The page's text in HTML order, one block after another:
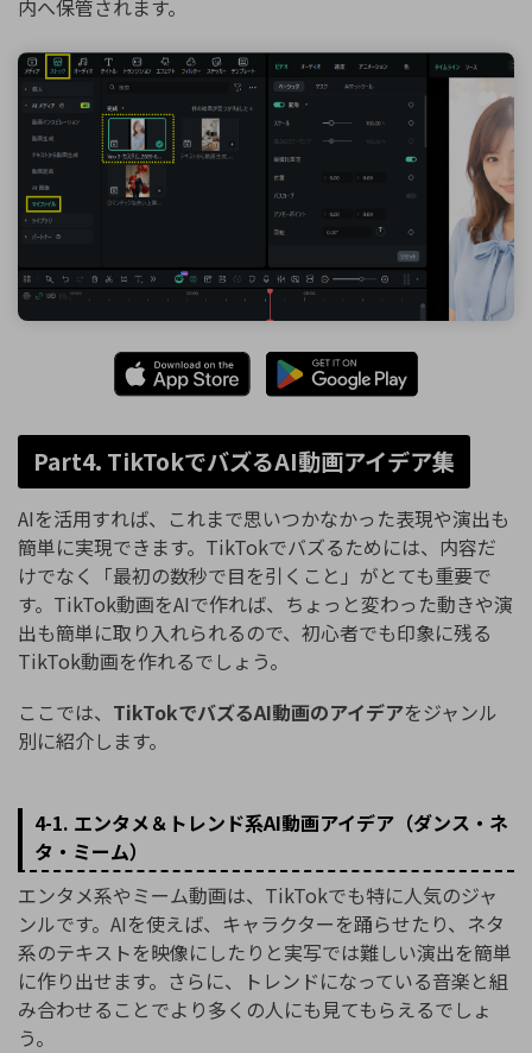
内へ保管されます。
Part4. TikTokでバズるAI動画アイデア集
AIを活用すれば、これまで思いつかなかった表現や演出も
簡単に実現できます。TikTokでバズるためには、内容だ
けでなく「最初の数秒で目を引くこと」がとても重要で
す。TikTok動画をAIで作れば、ちょっと変わった動きや演
出も簡単に取り入れられるので、初心者でも印象に残る
TikTok動画を作れるでしょう。
ここでは、 TikTokでバズるAI動画のアイデアをジャンル
別に紹介します。
4-1. エンタメ＆トレンド系AI動画アイデア（ダンス・ネ
タ・ミーム）
エンタメ系やミーム動画は、TikTokでも特に人気のジャ
ンルです。AIを使えば、キャラクターを踊らせたり、ネタ
系のテキストを映像にしたりと実写では難しい演出を簡単
に作り出せます。さらに、トレンドになっている音楽と組
み合わせることでより多くの人にも見てもらえるでしょ
う。